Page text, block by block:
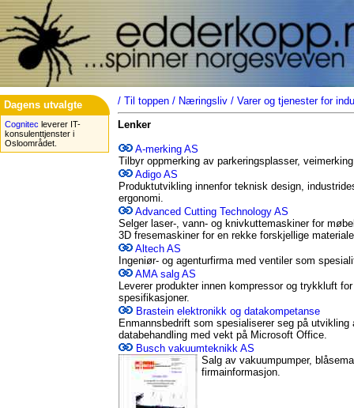
Dagens utvalgte
Cognitec leverer IT-
konsulenttjenster i
Osloområdet.
/ Til toppen / Næringsliv / Varer og tjenester for
Lenker
A-merking AS
Tilbyr oppmerking av parkeringsplasser,
Adigo AS
Produktutvikling innenfor teknisk design,
ergonomi.
Advanced Cutting Technology AS
Selger laser-, vann- og knivkuttemaskiner for
3D fresemaskiner for en rekke forskjellige
Altech AS
Ingeniør- og agenturfirma med ventiler som
AMA salg AS
Leverer produkter innen kompressor og trykkluft
spesifikasjoner.
Brastein elektronikk og datakompetanse
Enmannsbedrift som spesialiserer seg på
databehandling med vekt på Microsoft Office.
Busch vakuumteknikk AS
Salg av vakuumpumper,
firmainformasjon.